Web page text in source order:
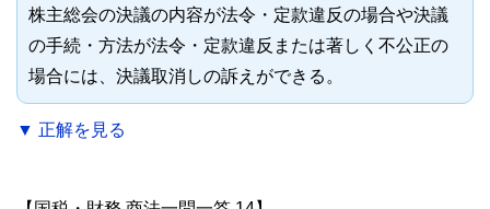
株主総会の決議の内容が法令・定款違反の場合や決議
の手続・方法が法令・定款違反または著しく不公正の
場合には、決議取消しの訴えができる。
▼ 正解を見る